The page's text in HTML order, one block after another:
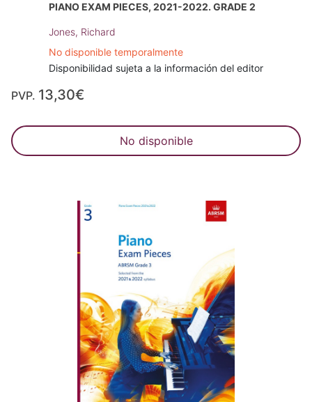
PIANO EXAM PIECES, 2021-2022. GRADE 2
Jones, Richard
No disponible temporalmente
Disponibilidad sujeta a la información del editor
PVP. 13,30€
No disponible